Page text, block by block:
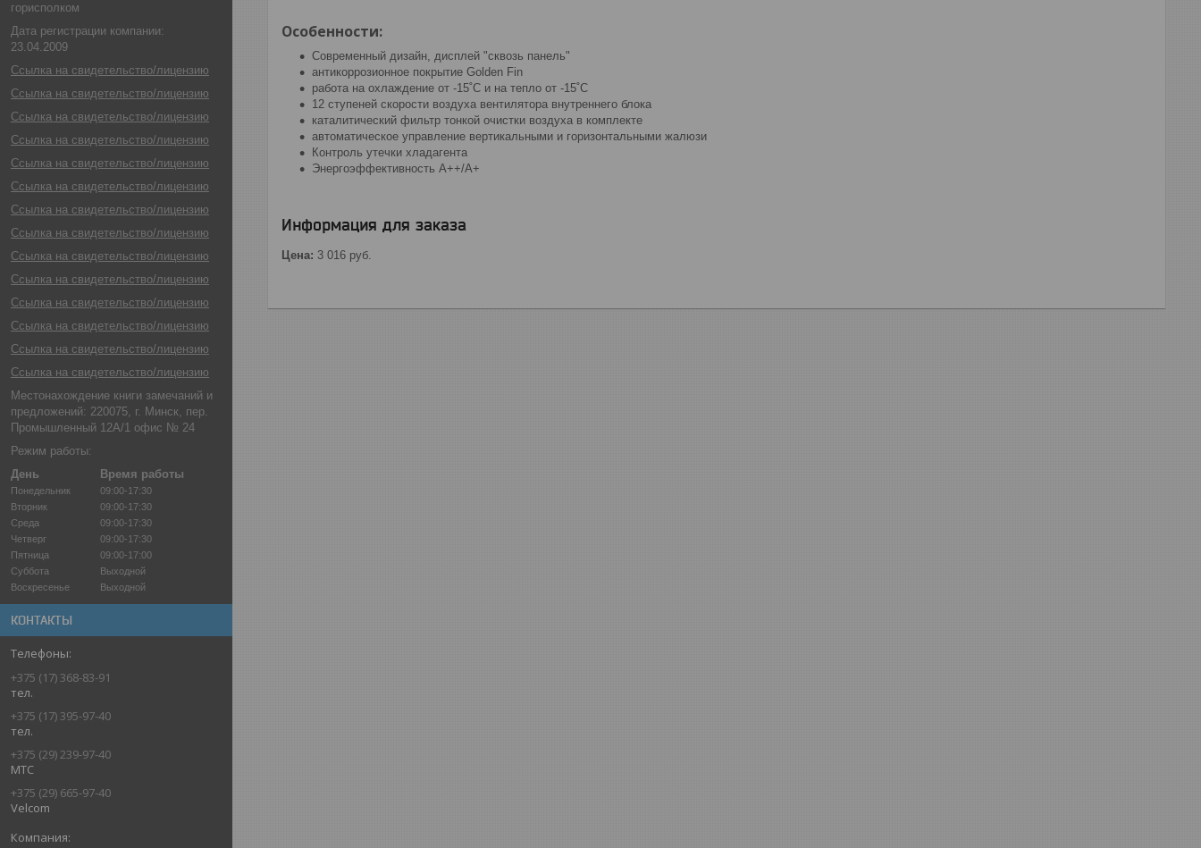
горисполком
Дата регистрации компании:
23.04.2009
Ссылка на свидетельство/лицензию
Ссылка на свидетельство/лицензию
Ссылка на свидетельство/лицензию
Ссылка на свидетельство/лицензию
Ссылка на свидетельство/лицензию
Ссылка на свидетельство/лицензию
Ссылка на свидетельство/лицензию
Ссылка на свидетельство/лицензию
Ссылка на свидетельство/лицензию
Ссылка на свидетельство/лицензию
Ссылка на свидетельство/лицензию
Ссылка на свидетельство/лицензию
Ссылка на свидетельство/лицензию
Ссылка на свидетельство/лицензию
Местонахождение книги замечаний и
предложений: 220075, г. Минск, пер.
Промышленный 12А/1 офис № 24
Режим работы:
День
Время работы
Понедельник
09:00-17:30
Вторник
09:00-17:30
Среда
09:00-17:30
Четверг
09:00-17:30
Пятница
09:00-17:00
Суббота
Выходной
Воскресенье
Выходной
КОНТАКТЫ
+375 (17) 368-83-91
тел.
+375 (17) 395-97-40
тел.
+375 (29) 239-97-40
МТС
+375 (29) 665-97-40
Velcom
Особенности:
Современный дизайн, дисплей "сквозь панель"
антикоррозионное покрытие Golden Fin
работа на охлаждение от -15˚С и на тепло от -15˚С
12 ступеней скорости воздуха вентилятора внутреннего блока
каталитический фильтр тонкой очистки воздуха в комплекте
автоматическое управление вертикальными и горизонтальными жалюзи
Контроль утечки хладагента
Энергоэффективность А++/А+
Информация для заказа
Цена: 3 016 руб.